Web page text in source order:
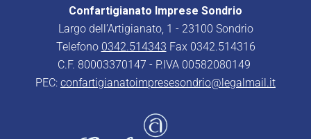
Confartigianato Imprese Sondrio
Largo dell’Artigianato, 1 - 23100 Sondrio
Telefono 0342.514343 Fax 0342.514316
C.F. 80003370147 - P.IVA 00582080149
PEC: confartigianatoimpresesondrio@legalmail.it